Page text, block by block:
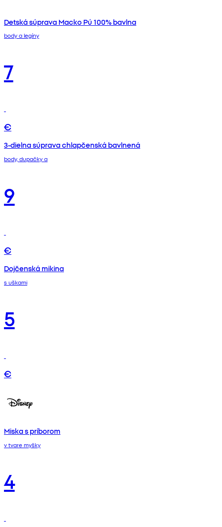
Detská súprava Macko Pú 100% bavlna
body a legíny
7
€
3-dielna súprava chlapčenská bavlnená
body, dupačky a
9
€
Dojčenská mikina
s uškami
5
€
Miska s príborom
v tvare myšky
4